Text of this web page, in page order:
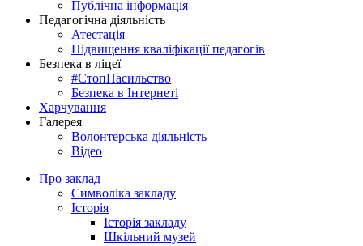
Публічна інформація
Педагогічна діяльність
Атестація
Підвищення кваліфікації педагогів
Безпека в ліцеї
#СтопНасильство
Безпека в Інтернеті
Харчування
Галерея
Волонтерська діяльність
Відео
Про заклад
Символіка закладу
Історія
Історія закладу
Шкільний музей